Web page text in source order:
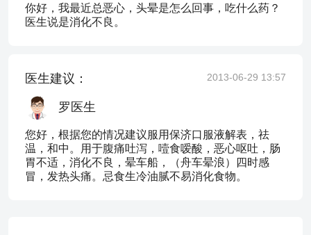
你好，我最近总恶心，头晕是怎么回事，吃什么药？
医生说是消化不良。
医生建议： 2013-06-29 13:57
罗医生
您好，根据您的情况建议服用保济口服液解表，祛
温，和中。用于腹痛吐泻，噎食嗳酸，恶心呕吐，肠
胃不适，消化不良，晕车船，（舟车晕浪）四时感
冒，发热头痛。忌食生冷油腻不易消化食物。